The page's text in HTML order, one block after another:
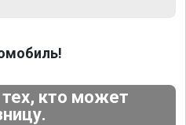
кто может